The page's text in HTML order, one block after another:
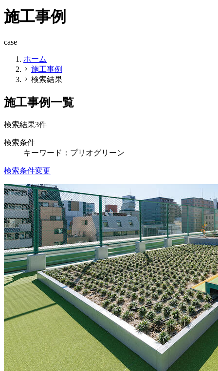
施工事例
case
ホーム
chevron_right 施工事例
chevron_right 検索結果
施工事例一覧
検索結果3件
検索条件
キーワード：プリオグリーン
検索条件変更